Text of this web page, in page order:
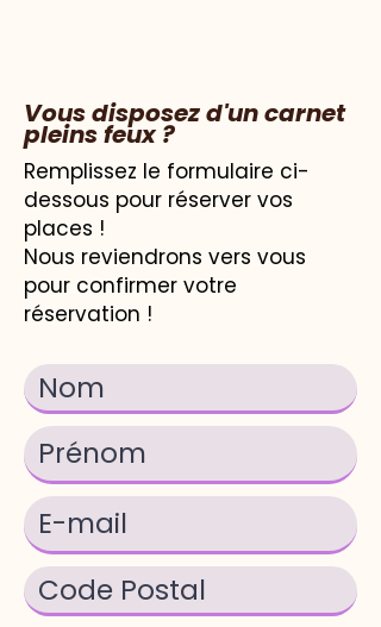
Vous disposez d'un carnet
pleins feux ?
Remplissez le formulaire ci-
dessous pour réserver vos
places !
Nous reviendrons vers vous
pour confirmer votre
réservation !